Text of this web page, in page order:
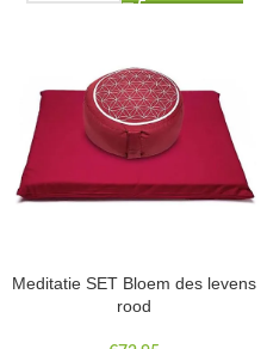
Meditatie SET Bloem des levens
rood